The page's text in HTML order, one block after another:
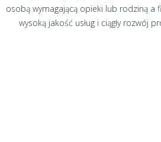
osobą wymagającą opieki lub rodziną a
wysoką jakość usług i ciągły rozwój